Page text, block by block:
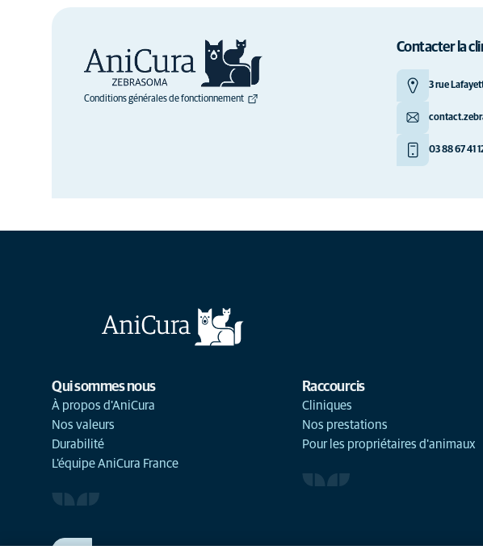
Conditions générales de fonctionnement
Contacter la
3 rue
03 88 67 41
Qui sommes nous
À propos d'AniCura
Nos valeurs
Durabilité
L'équipe AniCura France
Raccourcis
Cliniques
Nos prestations
Pour les propriétaires d'animaux